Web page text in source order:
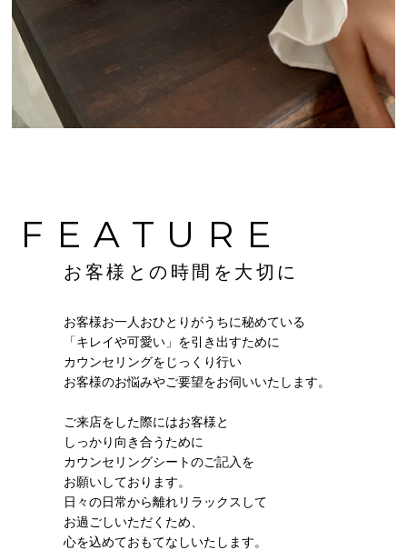
FEATURE
お客様との時間を大切に
お客様お一人おひとりがうちに秘めている
「キレイや可愛い」を引き出すために
カウンセリングをじっくり行い
お客様のお悩みやご要望をお伺いいたします。
ご来店をした際にはお客様と
しっかり向き合うために
カウンセリングシートのご記入を
お願いしております。
日々の日常から離れリラックスして
お過ごしいただくため、
心を込めておもてなしいたします。